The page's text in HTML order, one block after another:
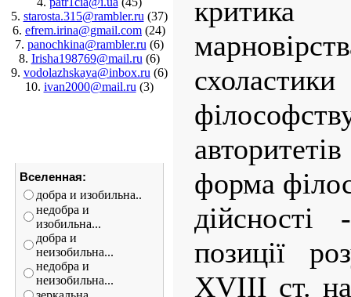
5. starosta.315@rambler.ru (37)
6. efrem.irina@gmail.com (24)
7. panochkina@rambler.ru (6)
8. Irisha198769@mail.ru (6)
9. vodolazhskaya@inbox.ru (6)
10. ivan2000@mail.ru (3)
Вселенная:
добра и изобильна..
недобра и
изобильна...
добра и
неизобильна...
недобра и
неизобильна...
форма
позиції
XVIII ст.